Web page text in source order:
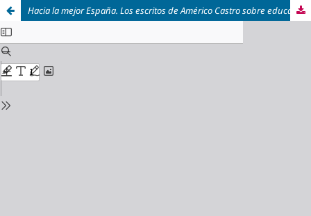
Hacia la mejor España. Los escritos de Américo Castro sobre educación y universidad